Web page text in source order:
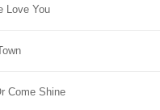
Love You
Come Shine